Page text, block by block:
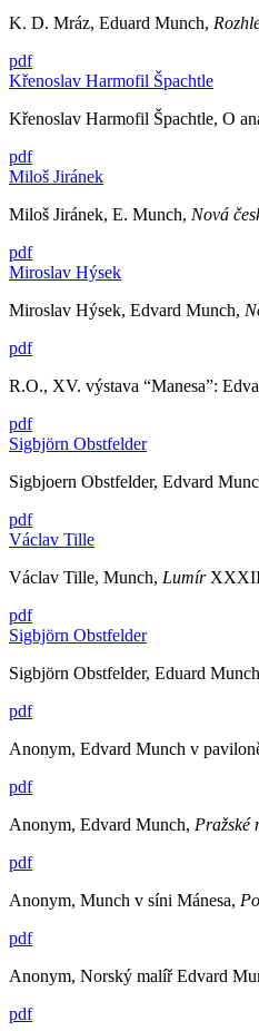
K. D. Mráz, Eduard Munch,
pdf
Křenoslav Harmofil Špachtle
Křenoslav Harmofil Špachtle, O
pdf
Miloš Jiránek
Miloš Jiránek, E. Munch, Nová
pdf
Miroslav Hýsek
Miroslav Hýsek, Edvard Munch,
pdf
R.O., XV. výstava “Manesa”:
pdf
Sigbjörn Obstfelder
Sigbjoern Obstfelder, Edvard
pdf
Václav Tille
Václav Tille, Munch, Lumír
pdf
Sigbjörn Obstfelder
Sigbjörn Obstfelder, Eduard
pdf
Anonym, Edvard Munch v
pdf
Anonym, Edvard Munch, Pražské
pdf
Anonym, Munch v síni Mánesa,
pdf
Anonym, Norský malíř Edvard
pdf